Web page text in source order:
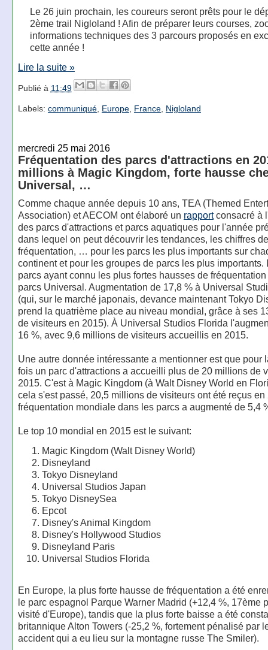
Le 26 juin prochain, les coureurs seront prêts pour le
2ème trail Nigloland ! Afin de préparer leurs courses,
informations techniques des 3 parcours proposés en
cette année !
Lire la suite »
Publié à 11:49
Labels: communiqué, Europe, France, Nigloland
mercredi 25 mai 2016
Fréquentation des parcs d'attractions en
millions à Magic Kingdom, forte hausse
Universal, …
Comme chaque année depuis 10 ans, TEA (Themed
Association) et AECOM ont élaboré un rapportconsacré à
des parcs d'attractions et parcs aquatiques pour l'année
dans lequel on peut découvrir les tendances, les chiffres de
fréquentation, … pour les parcs les plus importants sur
continent et pour les groupes de parcs les plus importants.
parcs ayant connu les plus fortes hausses de
parcs Universal. Augmentation de 17,8 % à Universal
(qui, sur le marché japonais, devance maintenant Tokyo
prend la quatrième place au niveau mondial, grâce à ses
de visiteurs en 2015). À Universal Studios Florida
16 %, avec 9,6 millions de visiteurs accueillis en 2015.
Une autre donnée intéressante a mentionner est que pour
fois un parc d'attractions a accueilli plus de 20 millions de
2015. C'est à Magic Kingdom (à Walt Disney World en
cela s'est passé, 20,5 millions de visiteurs ont été reçus en
fréquentation mondiale dans les parcs a augmenté de 5,4
Le top 10 mondial en 2015 est le suivant:
Magic Kingdom (Walt Disney World)
Disneyland
Tokyo Disneyland
Universal Studios Japan
Tokyo DisneySea
Epcot
Disney's Animal Kingdom
Disney's Hollywood Studios
Disneyland Paris
Universal Studios Florida
En Europe, la plus forte hausse de fréquentation a été
le parc espagnol Parque Warner Madrid (+12,4 %, 17ème
visité d'Europe), tandis que la plus forte baisse a été
britannique Alton Towers (-25,2 %, fortement pénalisé par
accident qui a eu lieu sur la montagne russe The Smiler).